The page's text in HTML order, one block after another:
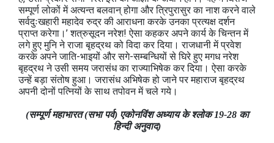
सम्पूर्ण लोकों में अत्यन्त बलवान् होगा और त्रिपुरासुर का नाश करने वाले
सर्वदुःखहारी महादेव रुद्र की आराधना करके उनका प्रत्यक्ष दर्शन
प्राप्त करेगा।’ शत्रुसूदन नरेश! ऐसा कहकर अपने कार्य के चिन्तन में
लगे हुए मुनि ने राजा बृहद्रथ को विदा कर दिया। राजधानी में प्रवेश
करके अपने जाति-भाइयों और सगे-सम्बन्धियों से घिरे हुए मगध नरेश
बृहद्रथ ने उसी समय जरासंध का राज्याभिषेक कर दिया। ऐसा करके
उन्हें बड़ा संतोष हुआ। जरासंध अभिषेक हो जाने पर महाराज बृहद्रथ
अपनी दोनों पत्नियों के साथ तपोवन में चले गये।
(सम्पूर्ण महाभारत (सभा पर्व) एकोनविंश अध्याय के श्लोक 19-28 का
हिन्दी अनुवाद)